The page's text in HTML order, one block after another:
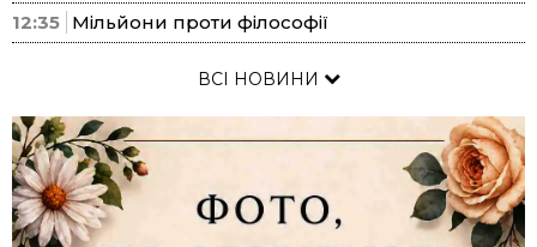
12:35 Мільйони проти філософії
ВСІ НОВИНИ